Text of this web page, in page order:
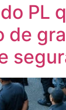
PL
de